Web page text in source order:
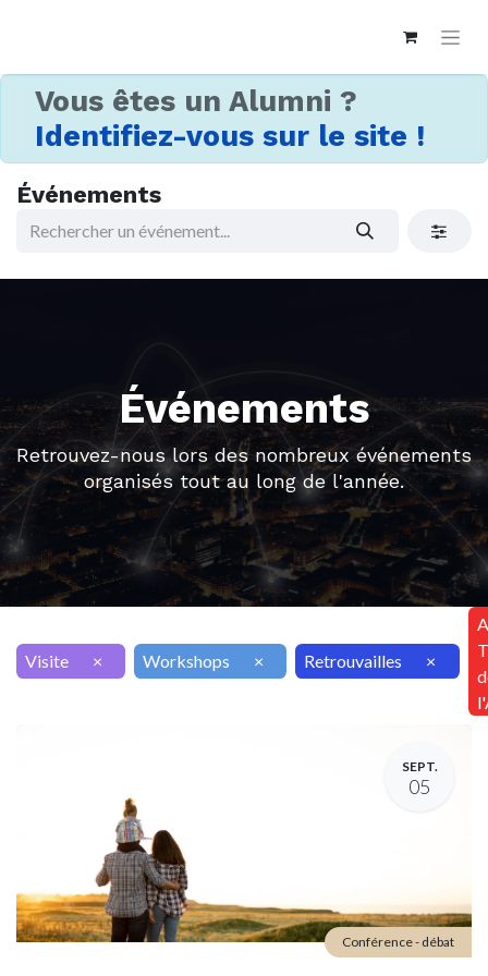
Vous êtes un Alumni ?
Identifiez-vous sur le site !
Événements
Événements
Retrouvez-nous lors des nombreux événements
organisés tout au long de l'année.
Visite × Workshops × Retrouvailles ×
SEPT.
05
Conférence - débat